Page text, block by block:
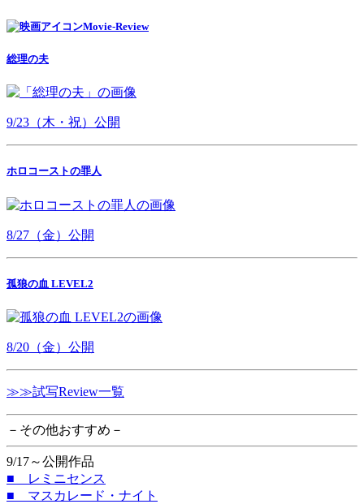
Movie-Review
総理の夫
9/23（木・祝）公開
ホロコーストの罪人
8/27（金）公開
孤狼の血 LEVEL2
8/20（金）公開
≫≫試写Review一覧
－その他おすすめ－
9/17～公開作品
■ レミニセンス
■ マスカレード・ナイト